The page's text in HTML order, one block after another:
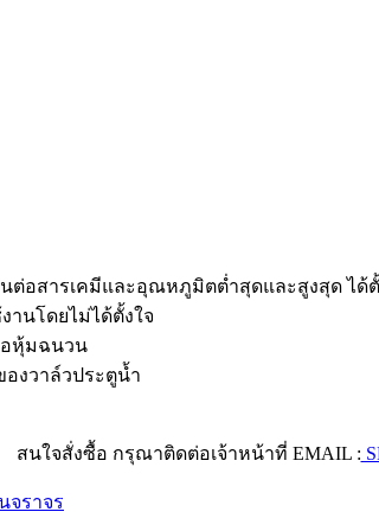
สารเคมีและอุณหภูมิตต่ำสุดและสูงสุด ได้ตั้ง
นโดยไม่ได้ตั้งใจ
หุ้มฉนวน
งวาล์วประตูน้ำ
สนใจสั่งซื้อ กรุณาติดต่อเจ้าหน้าที่ EMAIL :
จราจร